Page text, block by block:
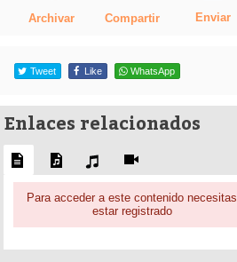
Archivar Compartir Enviar
Tweet Like WhatsApp
Enlaces relacionados
Para acceder a este contenido necesitas
estar registrado